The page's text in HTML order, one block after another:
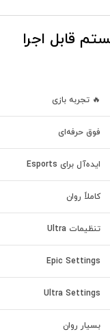
قابل اجرا
🔥 تجربه بازی
فوق حرفه‌ای
ایده‌آل برای Esports
کاملاً روان
تنظیمات Ultra
Epic Settings
Ultra Settings
بسیار روان